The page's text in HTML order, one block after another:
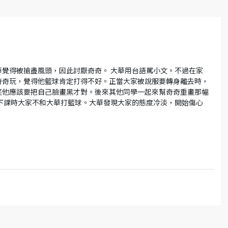
得被搶盡風頭，因此討厭奇奇。 大華用台語罵小文。不過在家
玩，覺得他籃球肯定打得不好。正當大家被說服要轉身離去時，
應該要把自己臉畫黑才對。後來其他同學一起來幫奇奇重畫那幅
時大家不和大華打籃球。大華發現大家的態度冷淡，開始傷心